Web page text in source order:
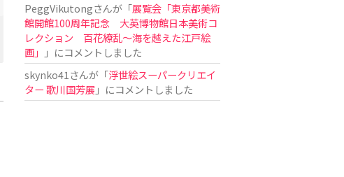
PeggVikutongさんが「展覧会「東京都美術
館開館100周年記念 大英博物館日本美術コ
レクション 百花繚乱〜海を越えた江戸絵
画」
」にコメントしました
skynko41 さんが「浮世絵スーパークリエイ
ター 歌川国芳展 」にコメントしました